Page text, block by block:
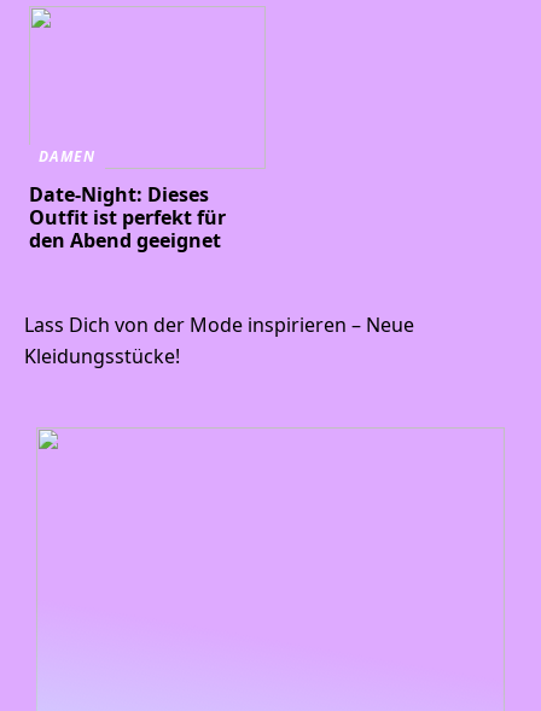
DAMEN
Date-Night: Dieses
Outfit ist perfekt für
den Abend geeignet
Lass Dich von der Mode inspirieren – Neue
Kleidungsstücke!